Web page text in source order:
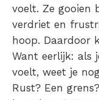
voelt. Ze gooien
verdriet en
hoop. Daardoor
Want eerlijk: als
voelt, weet je
Rust? Een